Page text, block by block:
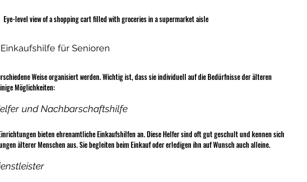
Eye-level view of a shopping cart filled with groceries in a supermarket aisle
für Senioren
Weise organisiert werden. Wichtig ist, dass sie individuell auf die Bedürfnisse der älteren
Möglichkeiten:
und Nachbarschaftshilfe
bieten ehrenamtliche Einkaufshilfen an. Diese Helfer sind oft gut geschult und kennen sich
älterer Menschen aus. Sie begleiten beim Einkauf oder erledigen ihn auf Wunsch auch alleine.